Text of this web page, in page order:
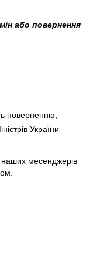
або повернення
поверненню,
України
наших месенджерів